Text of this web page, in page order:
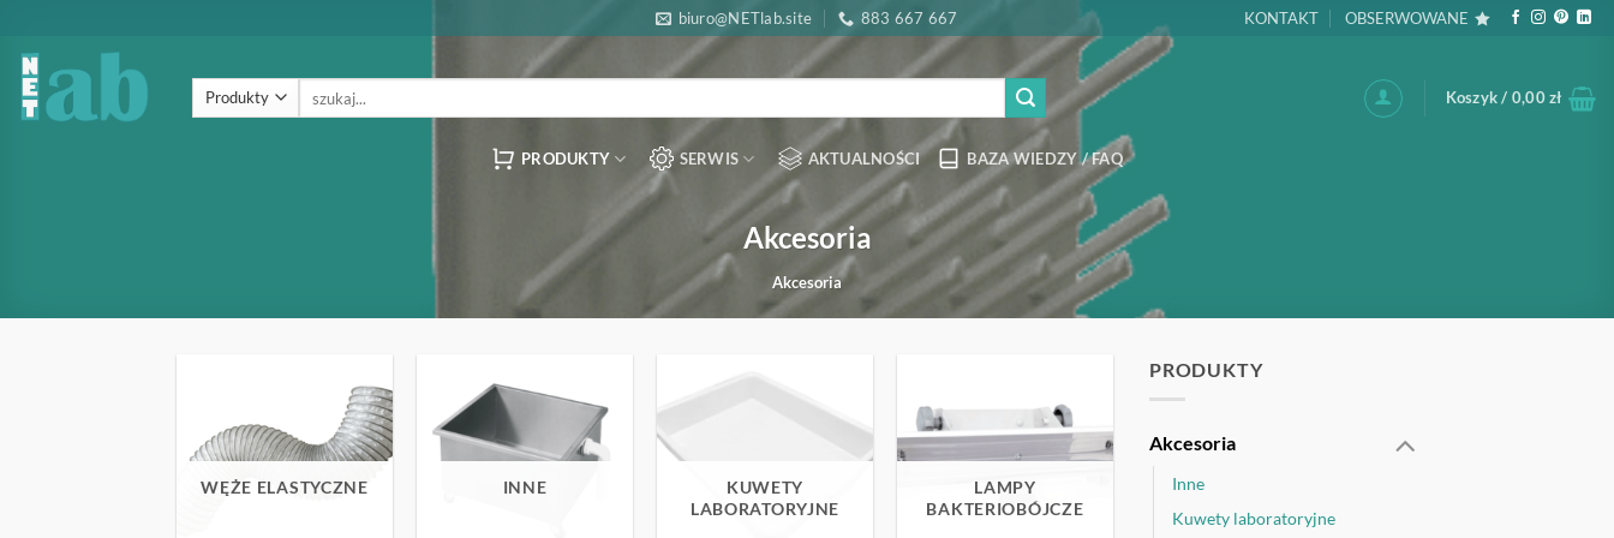
zawartości
biuro@NETlab.site 883 667 667 KONTAKT OBSERWOWANE
Koszyk / 0,00zł
PRODUKTY SERWIS AKTUALNOŚCI BAZA WIEDZY / FAQ
Akcesoria
Akcesoria
WĘŻE ELASTYCZNE INNE
KUWETY
LABORATORYJNE
LAMPY
BAKTERIOBÓJCZE
PRODUKTY
Akcesoria
Inne
Kuwety laboratoryjne